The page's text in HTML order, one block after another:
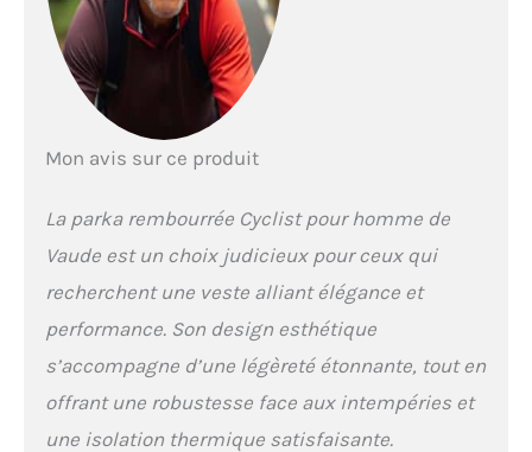
Mon avis sur ce produit
La parka rembourrée Cyclist pour homme de
Vaude est un choix judicieux pour ceux qui
recherchent une veste alliant élégance et
performance. Son design esthétique
s’accompagne d’une légèreté étonnante, tout en
offrant une robustesse face aux intempéries et
une isolation thermique satisfaisante.